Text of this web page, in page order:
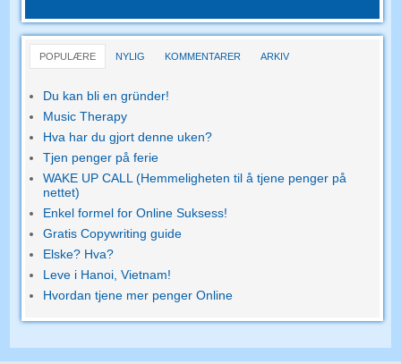
POPULÆRE NYLIG KOMMENTARER ARKIV
Du kan bli en gründer!
Music Therapy
Hva har du gjort denne uken?
Tjen penger på ferie
WAKE UP CALL (Hemmeligheten til å tjene penger på
nettet)
Enkel formel for Online Suksess!
Gratis Copywriting guide
Elske? Hva?
Leve i Hanoi, Vietnam!
Hvordan tjene mer penger Online